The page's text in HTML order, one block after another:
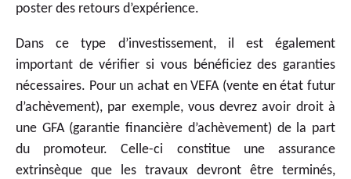
poster des retours d’expérience.
Dans ce type d’investissement, il est également
important de vérifier si vous bénéficiez des garanties
nécessaires. Pour un achat en VEFA (vente en état futur
d’achèvement), par exemple, vous devrez avoir droit à
une GFA (garantie financière d’achèvement) de la part
du promoteur. Celle-ci constitue une assurance
extrinsèque que les travaux devront être terminés,